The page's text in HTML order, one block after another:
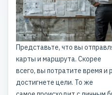
Представьте, что вы
карты и маршрута. Скорее
всего, вы потратите время и
достигнете цели. То же